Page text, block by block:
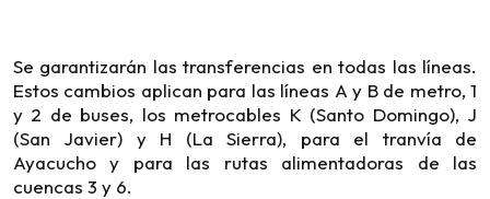
Se garantizarán las transferencias en todas las líneas.
Estos cambios aplican para las líneas A y B de metro, 1
y 2 de buses, los metrocables K (Santo Domingo), J
(San Javier) y H (La Sierra), para el tranvía de
Ayacucho y para las rutas alimentadoras de las
cuencas 3 y 6.